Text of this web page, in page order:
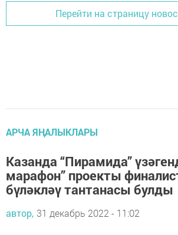
Перейти на страницу
АРЧА ЯҢАЛЫКЛАРЫ
Казанда “Пирамида”
марафон” проекты
бүләкләү тантанасы булды
автор, 31 декабрь 2022 - 11:02